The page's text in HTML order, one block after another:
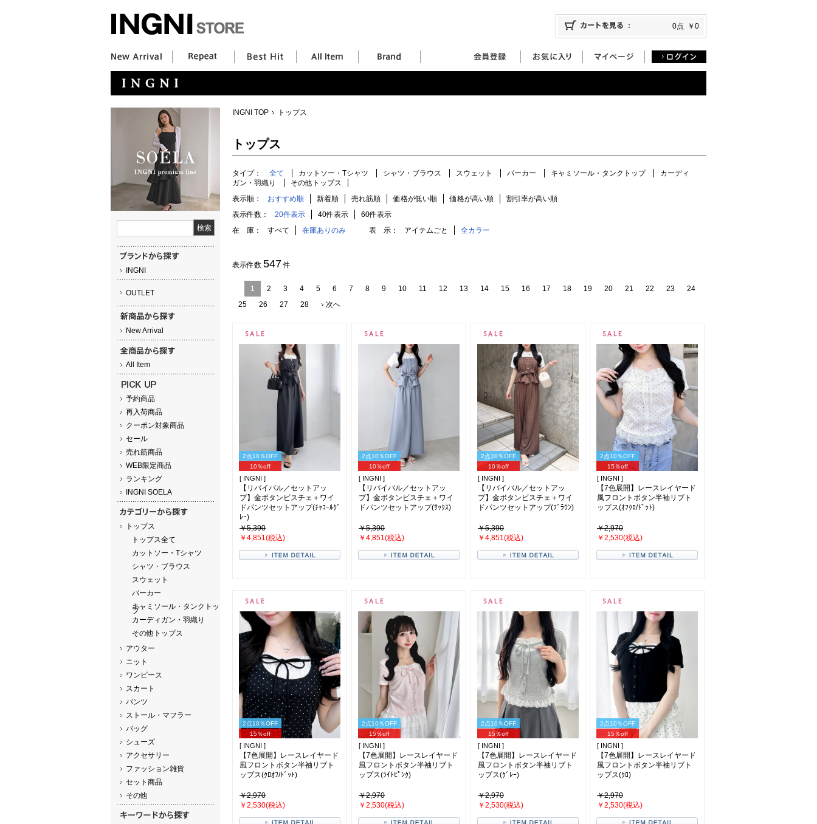
0点 ￥0
INGNI
OUTLET
New Arrival
All Item
予約商品
再入荷商品
クーポン対象商品
セール
売れ筋商品
WEB限定商品
ランキング
INGNI SOELA
トップス
トップス全て
カットソー・Tシャツ
シャツ・ブラウス
スウェット
パーカー
キャミソール・タンクトッ
プ
カーディガン・羽織り
その他トップス
アウター
ニット
ワンピース
スカート
パンツ
ストール・マフラー
バッグ
シューズ
アクセサリー
ファッション雑貨
セット商品
その他
INGNI TOP トップス
トップス
タイプ： 全て カットソー・Tシャツ シャツ・ブラウス スウェット パーカー キャミソール・タンクトップ
カーディ
ガン・羽織り
その他トップス
表示順：
おすすめ順 新着順 売れ筋順 価格が低い順 価格が高い順
割引率が高い順
表示件数：
20件表示 40件表示
60件表示
在 庫：
すべて 在庫ありのみ 表 示： アイテムごと 全カラー
表示件数 547 件
1 2 3 4 5 6 7 8 9 10 11 12 13 14 15 16 17 18 19 20 21 22 23
24
25
26 27 28 次へ
2点10％OFF
10％off
[ INGNI ]
【リバイバル／セットアッ
プ】金ボタンビスチェ＋ワイ
ドパンツセットアップ(ﾁｬｺｰﾙｸﾞ
ﾚｰ)
￥5,390
￥4,851(税込)
2点10％OFF
10％off
[ INGNI ]
【リバイバル／セットアッ
プ】金ボタンビスチェ＋ワイ
ドパンツセットアップ(ｻｯｸｽ)
￥5,390
￥4,851(税込)
2点10％OFF
10％off
[ INGNI ]
【リバイバル／セットアッ
プ】金ボタンビスチェ＋ワイ
ドパンツセットアップ(ﾌﾞﾗｳﾝ)
￥5,390
￥4,851(税込)
2点10％OFF
15％off
[ INGNI ]
【7色展開】レースレイヤード
風フロントボタン半袖リブト
ップス(ｵﾌｸﾛ/ﾄﾞｯﾄ)
￥2,970
￥2,530(税込)
2点10％OFF
15％off
[ INGNI ]
【7色展開】レースレイヤード
風フロントボタン半袖リブト
ップス(ｸﾛｵﾌ/ﾄﾞｯﾄ)
￥2,970
￥2,530(税込)
2点10％OFF
15％off
[ INGNI ]
【7色展開】レースレイヤード
風フロントボタン半袖リブト
ップス(ﾗｲﾄﾋﾟﾝｸ)
￥2,970
￥2,530(税込)
2点10％OFF
15％off
[ INGNI ]
【7色展開】レースレイヤード
風フロントボタン半袖リブト
ップス(ｸﾞﾚｰ)
￥2,970
￥2,530(税込)
2点10％OFF
15％off
[ INGNI ]
【7色展開】レースレイヤード
風フロントボタン半袖リブト
ップス(ｸﾛ)
￥2,970
￥2,530(税込)